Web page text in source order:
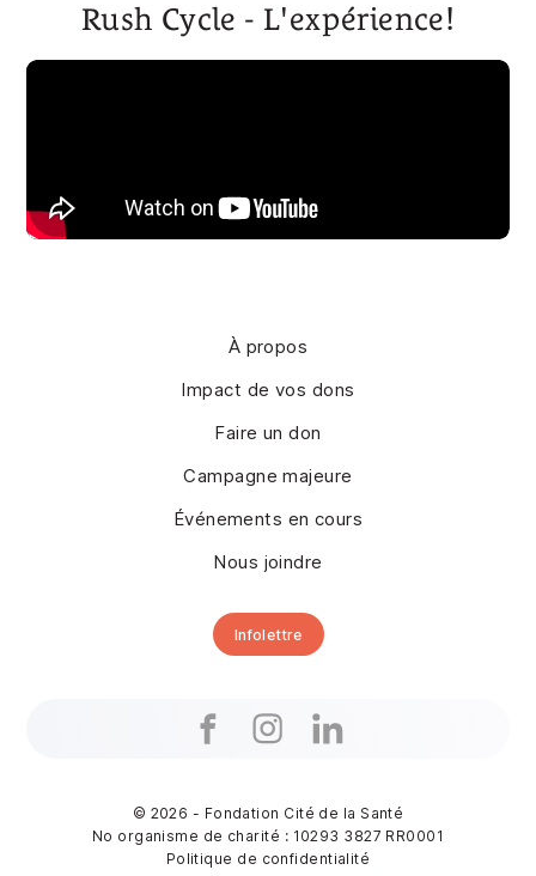
Rush Cycle - L'expérience!
À propos
Impact de vos dons
Faire un don
Campagne majeure
Événements en cours
Nous joindre
Infolettre
© 2026 - Fondation Cité de la Santé
No organisme de charité : 10293 3827 RR0001
Politique de confidentialité